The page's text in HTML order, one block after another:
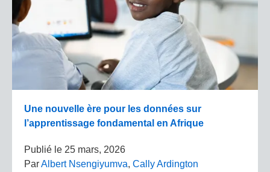
Une nouvelle ère pour les données sur
l’apprentissage fondamental en Afrique
Publié le 25 mars, 2026
ParAlbert Nsengiyumva, Cally Ardington